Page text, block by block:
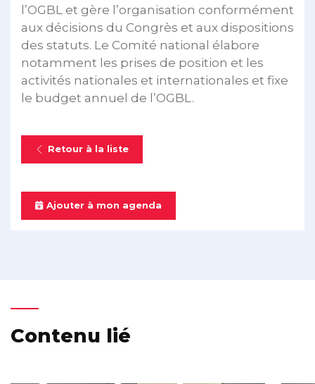
l’OGBL et gère l’organisation conformément
aux décisions du Congrès et aux dispositions
des statuts. Le Comité national élabore
notamment les prises de position et les
activités nationales et internationales et fixe
le budget annuel de l’OGBL.
Retour à la liste
Ajouter à mon agenda
Contenu lié